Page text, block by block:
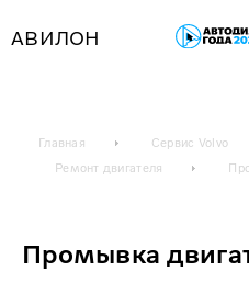
АВИЛОН
Главная Сервис Volvo
Ремонт двигателя
Промывка